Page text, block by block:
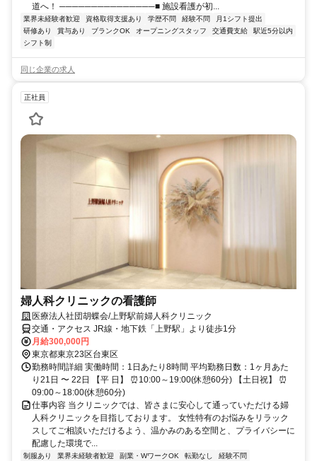
道へ！ ───────────────■ 施設看護が初...
業界未経験者歓迎 資格取得支援あり 学歴不問 経験不問
月1シフト提出
研修あり
賞与あり ブランクOK オープニングスタッフ 交通費支給
駅近5分以内
シフト制
同じ企業の求人
正社員
婦人科クリニックの看護師
医療法人社団胡蝶会/上野駅前婦人科クリニック
交通・アクセス JR線・地下鉄「上野駅」より徒歩1分
月給300,000円
東京都東京23区台東区
勤務時間詳細 実働時間：1日あたり8時間 平均勤務日数：1ヶ月あた
り21日 〜 22日 【平 日】 ⏰10:00～19:00(休憩60分) 【土日祝】 ⏰
09:00～18:00(休憩60分)
仕事内容 当クリニックでは、皆さまに安心して通っていただける婦
人科クリニックを目指しております。 女性特有のお悩みをリラック
スしてご相談いただけるよう、温かみのある空間と、プライバシーに
配慮した環境で...
制服あり 業界未経験者歓迎 副業・WワークOK 転勤なし
経験不問